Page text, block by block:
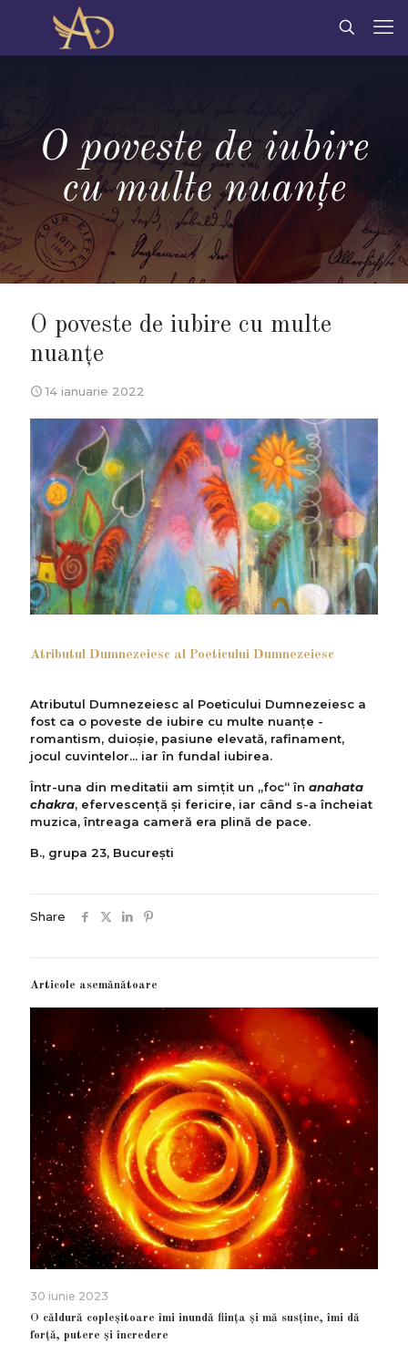
O poveste de iubire
cu multe nuanțe
O poveste de iubire cu multe
nuanțe
14 ianuarie 2022
Atributul Dumnezeiesc al Poeticului Dumnezeiesc
Atributul Dumnezeiesc al Poeticului Dumnezeiesc a
fost ca o poveste de iubire cu multe nuanțe -
romantism, duioșie, pasiune elevată, rafinament,
jocul cuvintelor... iar în fundal iubirea.
Într-una din meditatii am simțit un „foc“ în anahata
chakra, efervescenţă și fericire, iar când s-a încheiat
muzica, întreaga cameră era plină de pace.
B., grupa 23, Bucureşti
Share
Articole asemănătoare
30 iunie 2023
O căldură copleșitoare îmi inundă ființa și mă susține, îmi dă
forță, putere și încredere